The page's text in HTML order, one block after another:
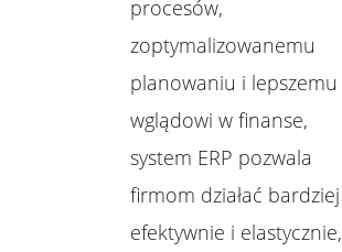
procesów,
zoptymalizowanemu
planowaniu i lepszemu
wglądowi w finanse,
system ERP pozwala
firmom działać bardziej
efektywnie i elastycznie,